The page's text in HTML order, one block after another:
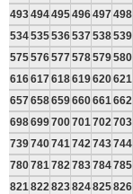
493494495496497498
534535536537538539
575576577578579580
616617618619620621
657658659660661 662
698699700701 702 703
739740741 742 743744
780781 782 783784785
821 822 823824825826